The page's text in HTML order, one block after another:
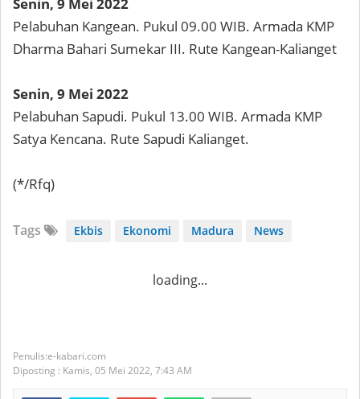
Senin, 9 Mei 2022
Pelabuhan Kangean. Pukul 09.00 WIB. Armada KMP
Dharma Bahari Sumekar III. Rute Kangean-Kalianget
Senin, 9 Mei 2022
Pelabuhan Sapudi. Pukul 13.00 WIB. Armada KMP
Satya Kencana. Rute Sapudi Kalianget.
(*/Rfq)
Tags Ekbis Ekonomi Madura News
loading...
e-kabari.com
Diposting : Kamis, 05 Mei 2022, 7:43 AM